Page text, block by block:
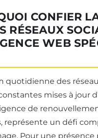
CONFIER
RÉSEAUX
WEB
quotidienne des
mises à jour
de
représente un défi
Pour une